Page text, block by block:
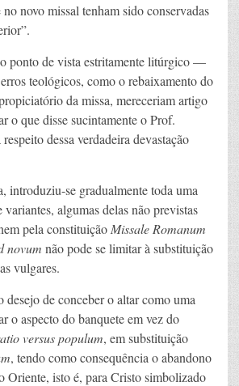
novo missal tenham sido conservadas
ponto de vista estritamente litúrgico —
teológicos, como o rebaixamento do
da missa, mereceriam artigo
o que disse sucintamente o Prof.
dessa verdadeira devastação
introduziu-se gradualmente toda uma
variantes, algumas delas não previstas
pela constituição Missale Romanum
novum não pode se limitar à substituição
vulgares.
desejo de conceber o altar como uma
o aspecto do banquete em vez do
versus populum, em substituição
, tendo como consequência o abandono
Oriente, isto é, para Cristo simbolizado